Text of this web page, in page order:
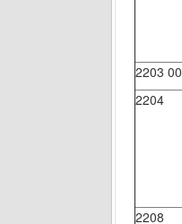
2203 00
2204
2208